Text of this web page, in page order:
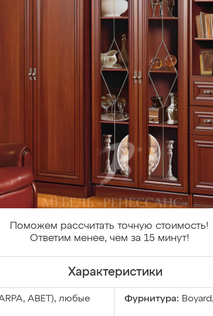
Поможем рассчитать точную стоимость!
Ответим менее, чем за 15 минут!
Характеристики
ABET), любые
Фурнитура: